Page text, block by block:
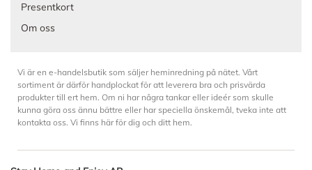
Presentkort
Om oss
Vi är en e-handelsbutik som säljer heminredning på nätet. Vårt
sortiment är därför handplockat för att leverera bra och prisvärda
produkter till ert hem. Om ni har några tankar eller ideér som skulle
kunna göra oss ännu bättre eller har speciella önskemål, tveka inte att
kontakta oss. Vi finns här för dig och ditt hem.